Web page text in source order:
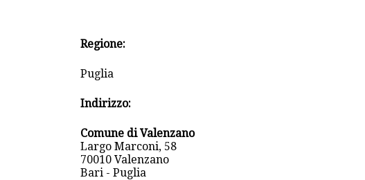
Regione:
Puglia
Indirizzo:
Comune di Valenzano
Largo Marconi, 58
70010 Valenzano
Bari - Puglia